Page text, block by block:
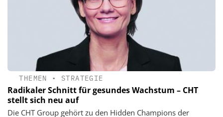
THEMEN • STRATEGIE
Radikaler Schnitt für gesundes Wachstum – CHT
stellt sich neu auf
Die CHT Group gehört zu den Hidden Champions der